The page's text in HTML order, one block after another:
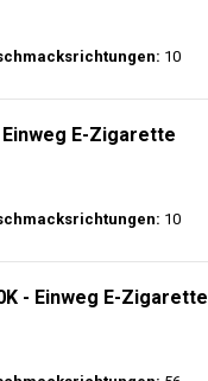
10
E-Zigarette
10
- Einweg E-Zigarette